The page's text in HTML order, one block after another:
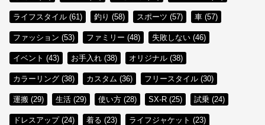
ライフスタイル (61) 釣り (58) スポーツ (57) 車 (57)
ファッション (53) ファミリー (48) 失敗しない (46)
イベント (43) お手入れ (38) オリジナル (38)
カラーリング (38) カスタム (36) フリースタイル (30)
運搬 (29) 生活 (29) 使い方 (28) SX-R (25) 試乗 (24)
ドレスアップ (24) 着る (23) ライフジャケット (23)